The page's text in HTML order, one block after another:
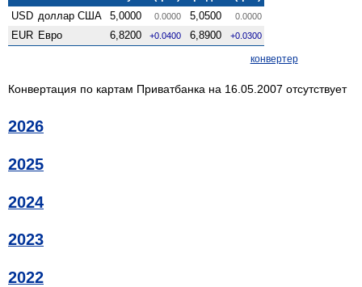
USD доллар США 5,0000 0.0000 5,0500 0.0000
EUR Евро 6,8200 +0.0400 6,8900 +0.0300
конвертер
Конвертация по картам Приватбанка на 16.05.2007 отсутствует
2026
2025
2024
2023
2022